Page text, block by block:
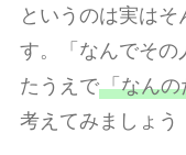
というのは実はそ
す。「なんでその
たうえで「なんの
考えてみましょう